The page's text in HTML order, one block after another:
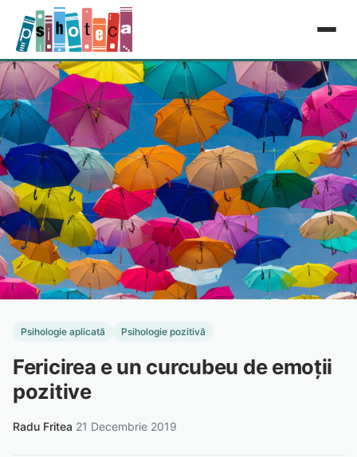
Psihologie aplicată Psihologie pozitivă
Fericirea e un curcubeu de emoții
pozitive
Radu Fritea 21 Decembrie 2019